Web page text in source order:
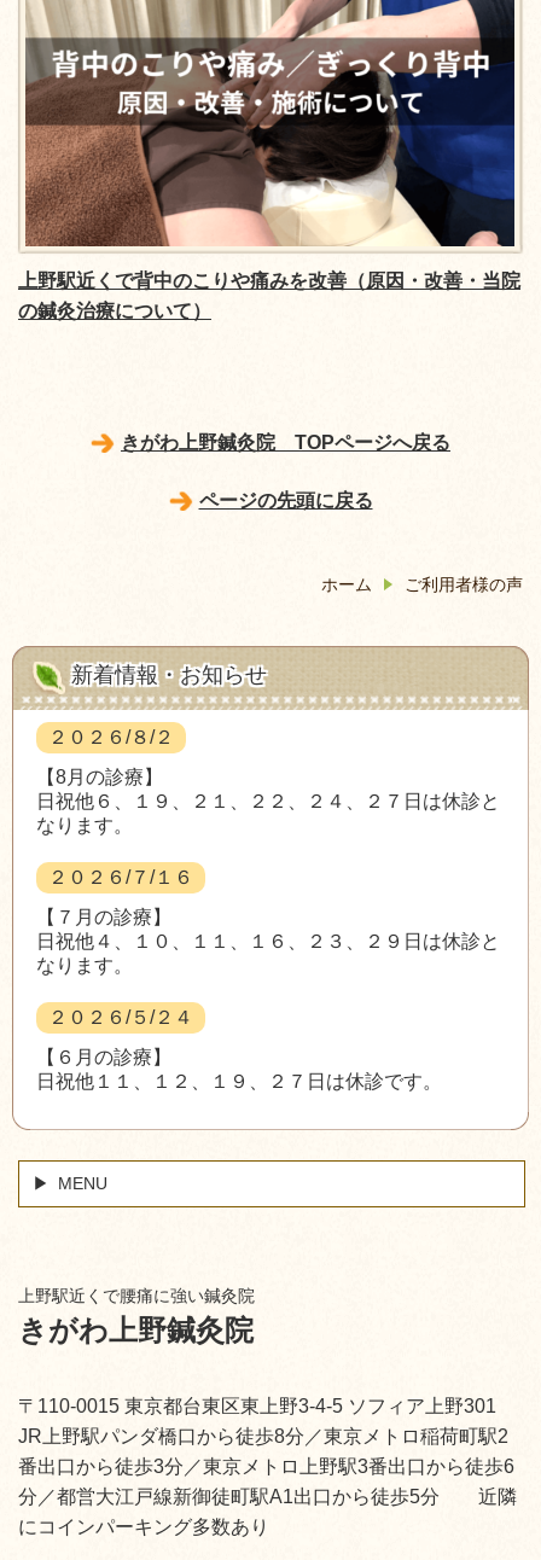
上野駅近くで背中のこりや痛みを改善（原因・改善・当院
の鍼灸治療について）
きがわ上野鍼灸院 TOPページへ戻る
ページの先頭に戻る
ホーム ご利用者様の声
新着情報・お知らせ
２０２６/８/２
【8月の診療】
日祝他６、１９、２１、２２、２４、２７日は休診と
なります。
２０２６/７/１６
【７月の診療】
日祝他４、１０、１１、１６、２３、２９日は休診と
なります。
２０２６/５/２４
【６月の診療】
日祝他１１、１２、１９、２７日は休診です。
MENU
上野駅近くで腰痛に強い鍼灸院
きがわ上野鍼灸院
〒110-0015 東京都台東区東上野3-4-5 ソフィア上野301
JR上野駅パンダ橋口から徒歩8分／東京メトロ稲荷町駅2
番出口から徒歩3分／東京メトロ上野駅3番出口から徒歩6
分／都営大江戸線新御徒町駅A1出口から徒歩5分 近隣
にコインパーキング多数あり